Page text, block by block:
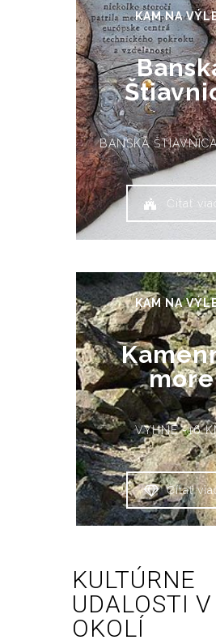
KAM NA
BANSKÁ
Čítať
KAM NA
more
VYHNE -16
Čítať
KULTÚRNE
UDALOSTI V
OKOLÍ